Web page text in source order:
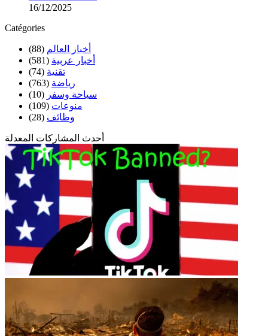
16/12/2025
Catégories
أخبار العالم (88)
أخبار عربية (581)
تقنية (74)
رياضة (763)
سياحة وسفر (10)
منوعات (109)
وظائف (28)
أحدث المشاركات المعدلة